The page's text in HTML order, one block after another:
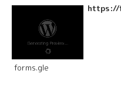
https://
forms.gle